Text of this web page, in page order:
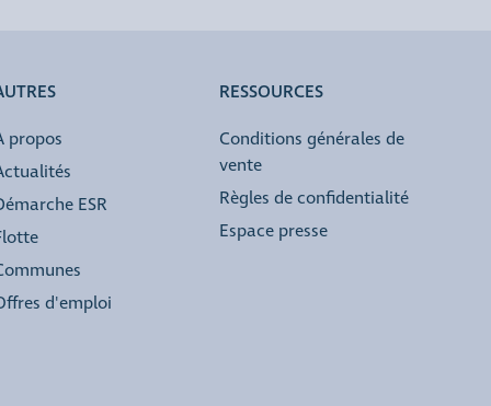
propos
ESR
d'emploi
RESSOURCES
Conditions générales de
vente
Règles de confidentialité
Espace presse